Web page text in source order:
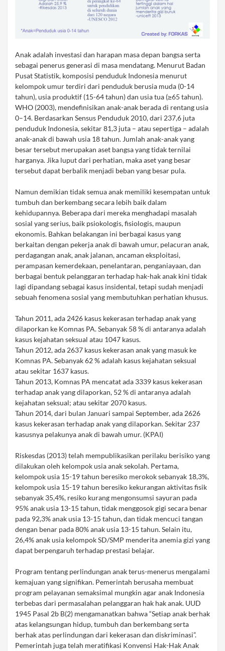
Anak adalah investasi dan harapan masa depan bangsa serta
sebagai penerus generasi di masa mendatang. Menurut Badan
Pusat Statistik, komposisi penduduk Indonesia menurut
kelompok umur terdiri dari penduduk berusia muda (0-14
tahun), usia produktif (15-64 tahun) dan usia tua (≥65 tahun).
WHO (2003), mendefinisikan anak-anak berada di rentang usia
0–14. Berdasarkan Sensus Penduduk 2010, dari 237,6 juta
penduduk Indonesia, sekitar 81,3 juta – atau sepertiga – adalah
anak-anak di bawah usia 18 tahun. Jumlah anak-anak yang
besar tersebut merupakan aset bangsa yang tidak ternilai
harganya. Jika luput dari perhatian, maka aset yang besar
tersebut dapat berbalik menjadi beban yang besar pula.
Namun demikian tidak semua anak memiliki kesempatan untuk
tumbuh dan berkembang secara lebih baik dalam
kehidupannya. Beberapa dari mereka menghadapi masalah
sosial yang serius, baik psiokologis, fisiologis, maupun
ekonomis. Bahkan belakangan ini berbagai kasus yang
berkaitan dengan pekerja anak di bawah umur, pelacuran anak,
perdagangan anak, anak jalanan, ancaman eksploitasi,
perampasan kemerdekaan, penelantaran, penganiayaan, dan
berbagai bentuk pelanggaran terhadap hak-hak anak kini tidak
lagi dipandang sebagai kasus insidental, tetapi sudah menjadi
sebuah fenomena sosial yang membutuhkan perhatian khusus.
Tahun 2011, ada 2426 kasus kekerasan terhadap anak yang
dilaporkan ke Komnas PA. Sebanyak 58 % di antaranya adalah
kasus kejahatan seksual atau 1047 kasus.
Tahun 2012, ada 2637 kasus kekerasan anak yang masuk ke
Komnas PA. Sebanyak 62 % adalah kasus kejahatan seksual
atau sekitar 1637 kasus.
Tahun 2013, Komnas PA mencatat ada 3339 kasus kekerasan
terhadap anak yang dilaporkan, 52 % di antaranya adalah
kejahatan seksual; atau sekitar 2070 kasus.
Tahun 2014, dari bulan Januari sampai September, ada 2626
kasus kekerasan terhadap anak yang dilaporkan. Sekitar 237
kasusnya pelakunya anak di bawah umur. (KPAI)
Riskesdas (2013) telah mempublikasikan perilaku berisiko yang
dilakukan oleh kelompok usia anak sekolah. Pertama,
kelompok usia 15-19 tahun beresiko merokok sebanyak 18,3%,
kelompok usia 15-19 tahun beresiko kekurangan aktivitas fisik
sebanyak 35,4%, resiko kurang mengonsumsi sayuran pada
95% anak usia 13-15 tahun, tidak menggosok gigi secara benar
pada 92,3% anak usia 13-15 tahun, dan tidak mencuci tangan
dengan benar pada 80% anak usia 13-15 tahun. Selain itu,
26,4% anak usia kelompok SD/SMP menderita anemia gizi yang
dapat berpengaruh terhadap prestasi belajar.
Program tentang perlindungan anak terus-menerus mengalami
kemajuan yang signifikan. Pemerintah berusaha membuat
program pelayanan semaksimal mungkin agar anak Indonesia
terbebas dari permasalahan pelanggaran hak hak anak. UUD
1945 Pasal 2b B(2) mengamanatkan bahwa “Setiap anak berhak
atas kelangsungan hidup, tumbuh dan berkembang serta
berhak atas perlindungan dari kekerasan dan diskriminasi”.
Pemerintah juga telah meratifikasi Konvensi Hak-Hak Anak